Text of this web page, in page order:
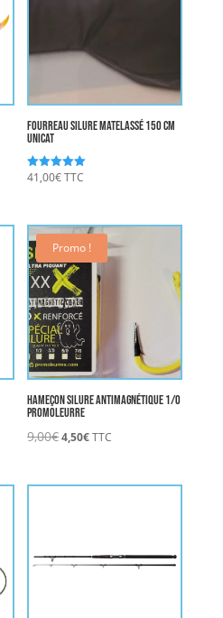
Fourreau Silure Matelassé 150 cm
UNICAT
Note
41,00€TTC
Promo !
Hameçon Silure Antimagnétique 1/0
PROMOLEURRE
9,00€ Le
était :
4,50€Le
est :
TTC